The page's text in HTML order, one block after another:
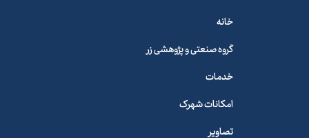
خانه
گروه صنعتی و پژوهشی زر
خدمات
امکانات شهرک
تصاویر